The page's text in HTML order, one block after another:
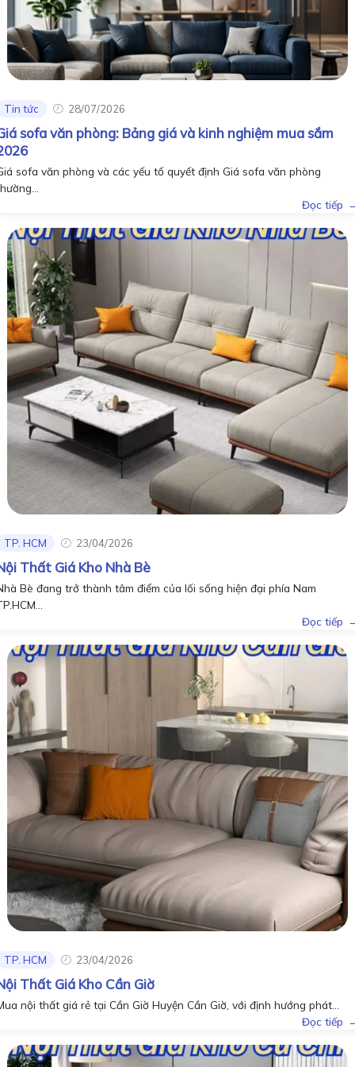
Tin tức 28/07/2026
sofa văn phòng: Bảng giá và kinh nghiệm mua sắm
sofa văn phòng và các yếu tố quyết định Giá sofa văn phòng
Đọc tiếp
TP. HCM 23/04/2026
Thất Giá Kho Nhà Bè
Bè đang trở thành tâm điểm của lối sống hiện đại phía Nam
Đọc tiếp
TP. HCM 23/04/2026
Thất Giá Kho Cần Giờ
nội thất giá rẻ tại Cần Giờ Huyện Cần Giờ, với định hướng phát...
Đọc tiếp